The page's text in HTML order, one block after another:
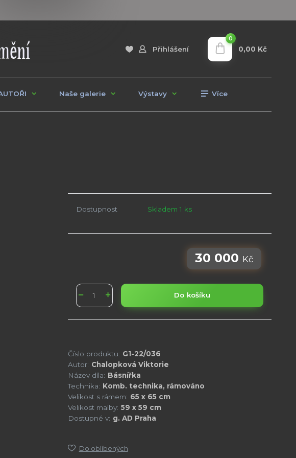
Přihlášení
0
0,00 Kč
Naše galerie Výstavy Více
Dostupnost Skladem 1 ks
30 000 Kč
Do košíku
Číslo produktu: G1-22/036
Autor: Chalopková Viktorie
Název díla: Básnířka
Technika: Komb. technika, rámováno
Velikost s rámem: 65 x 65 cm
Velikost malby: 59 x 59 cm
Dostupné v: g. AD Praha
Do oblíbených